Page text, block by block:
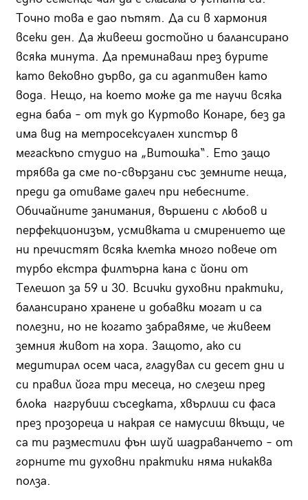
Точно това е дао пътят. Да си в хармония
всеки ден. Да живееш достойно и балансирано
всяка минута. Да преминаваш през бурите
като вековно дърво, да си адаптивен като
вода. Нещо, на което може да те научи всяка
една баба – от тук до Куртово Конаре, без да
има вид на метросексуален хипстър в
мегаскъпо студио на „Витошка“. Ето защо
трябва да сме по-свързани със земните неща,
преди да отиваме далеч при небесните.
Обичайните занимания, вършени с любов и
перфекционизъм, усмивката и смирението ще
ни пречистят всяка клетка много повече от
турбо екстра филтърна кана с йони от
Телешоп за 59 и 30. Всички духовни практики,
балансирано хранене и добавки могат и са
полезни, но не когато забравяме, че живеем
земния живот на хора. Защото, ако си
медитирал осем часа, гладувал си десет дни и
си правил йога три месеца, но слезеш пред
блока нагрубиш съседката, хвърлиш си фаса
през прозореца и накрая се намусиш вкъщи, че
са ти разместили фън шуй шадраванчето – от
горните ти духовни практики няма никаква
полза.